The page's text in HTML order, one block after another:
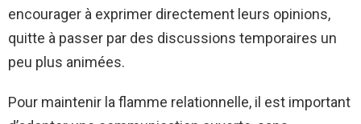
encourager à exprimer directement leurs opinions,
quitte à passer par des discussions temporaires un
peu plus animées.
Pour maintenir la flamme relationnelle, il est important